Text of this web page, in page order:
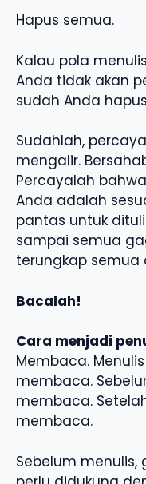
Hapus semua.
Kalau pola
Anda tidak akan
sudah Anda
Sudahlah,
mengalir.
Percayalah
Anda adalah
pantas untuk
sampai semua
terungkap semua
Bacalah!
Cara menjadi
Membaca.
membaca.
membaca.
membaca.
Sebelum